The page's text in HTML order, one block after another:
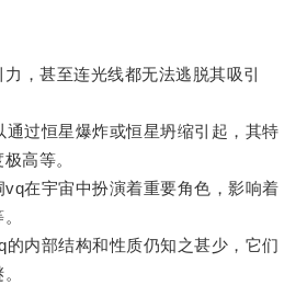
甚至连光线都无法逃脱其吸引
过恒星爆炸或恒星坍缩引起，其特
高等。
在宇宙中扮演着重要角色，影响着
内部结构和性质仍知之甚少，它们